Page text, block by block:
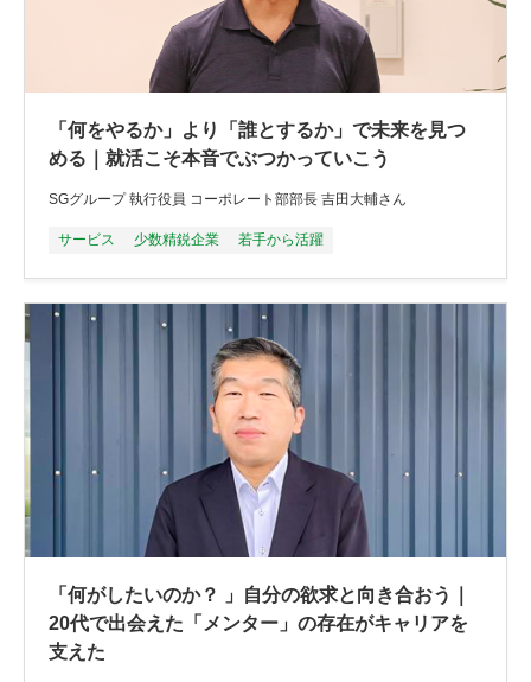
「何をやるか」より「誰とするか」で未来を見つ
める｜就活こそ本音でぶつかっていこう
SGグループ 執行役員 コーポレート部部長 吉田大輔さん
サービス 少数精鋭企業 若手から活躍
「何がしたいのか？ 」自分の欲求と向き合おう｜
20代で出会えた「メンター」の存在がキャリアを
支えた